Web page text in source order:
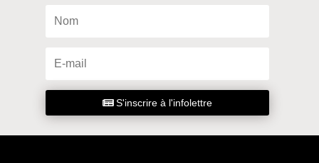
S'inscrire à l'infolettre